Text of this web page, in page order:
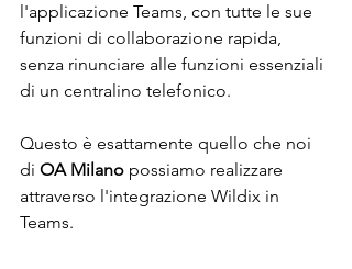
l'applicazione Teams, con tutte le sue
funzioni di collaborazione rapida,
senza rinunciare alle funzioni essenziali
di un centralino telefonico.
Questo è esattamente quello che noi
di OA Milano possiamo realizzare
attraverso l'integrazione Wildix in
Teams.